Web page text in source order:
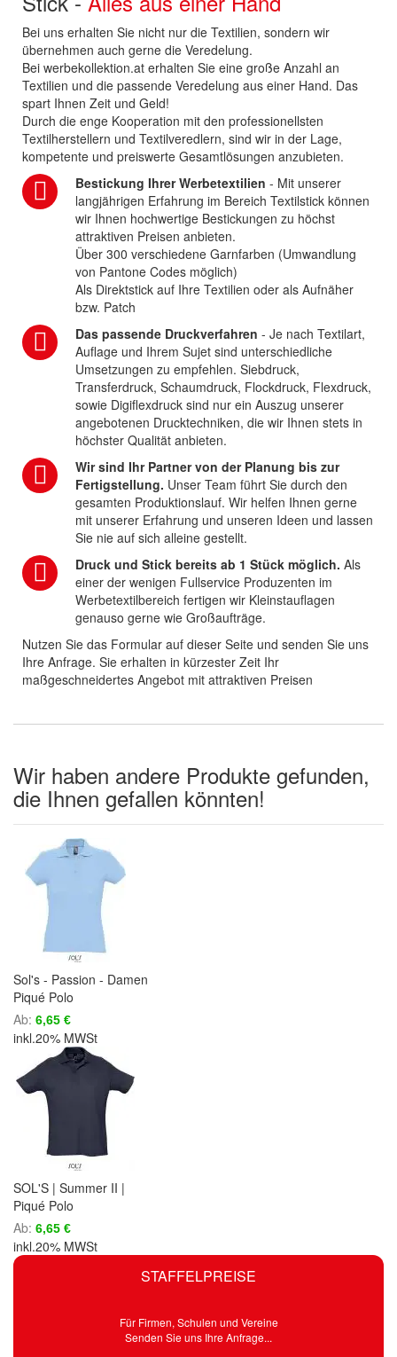
STAFFELPREISE
Für Firmen, Schulen und Vereine
Senden Sie uns Ihre Anfrage...
Bei uns erhalten Sie nicht nur die Textilien, sondern wir
übernehmen auch gerne die Veredelung.
Bei werbekollektion.at erhalten Sie eine große Anzahl an
Textilien und die passende Veredelung aus einer Hand. Das
spart Ihnen Zeit und Geld!
Durch die enge Kooperation mit den professionellsten
Textilherstellern und Textilveredlern, sind wir in der Lage,
kompetente und preiswerte Gesamtlösungen anzubieten.
Bestickung Ihrer Werbetextilien - Mit unserer
langjährigen Erfahrung im Bereich Textilstick können
wir Ihnen hochwertige Bestickungen zu höchst
attraktiven Preisen anbieten.
Über 300 verschiedene Garnfarben (Umwandlung
von Pantone Codes möglich)
Als Direktstick auf Ihre Textilien oder als Aufnäher
bzw. Patch
Das passende Druckverfahren - Je nach Textilart,
Auflage und Ihrem Sujet sind unterschiedliche
Umsetzungen zu empfehlen. Siebdruck,
Transferdruck, Schaumdruck, Flockdruck, Flexdruck,
sowie Digiflexdruck sind nur ein Auszug unserer
angebotenen Drucktechniken, die wir Ihnen stets in
höchster Qualität anbieten.
Wir sind Ihr Partner von der Planung bis zur
Fertigstellung. Unser Team führt Sie durch den
gesamten Produktionslauf. Wir helfen Ihnen gerne
mit unserer Erfahrung und unseren Ideen und lassen
Sie nie auf sich alleine gestellt.
Druck und Stick bereits ab 1 Stück möglich. Als
einer der wenigen Fullservice Produzenten im
Werbetextilbereich fertigen wir Kleinstauflagen
genauso gerne wie Großaufträge.
Nutzen Sie das Formular auf dieser Seite und senden Sie uns
Ihre Anfrage. Sie erhalten in kürzester Zeit Ihr
maßgeschneidertes Angebot mit attraktiven Preisen
Wir haben andere Produkte gefunden,
die Ihnen gefallen könnten!
Sol's - Passion - Damen
Piqué Polo
Ab 6,65 €
inkl.20% MWSt
SOL'S | Summer II |
Piqué Polo
Ab 6,65 €
inkl.20% MWSt